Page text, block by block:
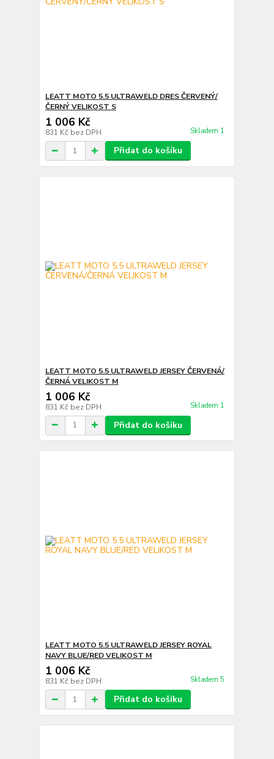
LEATT MOTO 5.5 ULTRAWELD DRES ČERVENÝ/
ČERNÝ VELIKOST S
1 006 Kč
831 Kč bez DPH Skladem 1
Přidat do košíku
LEATT MOTO 5.5 ULTRAWELD JERSEY ČERVENÁ/
ČERNÁ VELIKOST M
1 006 Kč
831 Kč bez DPH Skladem 1
Přidat do košíku
LEATT MOTO 5.5 ULTRAWELD JERSEY ROYAL
NAVY BLUE/RED VELIKOST M
1 006 Kč
831 Kč bez DPH Skladem 5
Přidat do košíku